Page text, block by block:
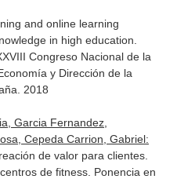
and online learning
in high education.
Congreso Nacional de la
y Dirección de la
2018
Garcia Fernandez,
Cepeda Carrion, Gabriel:
de valor para clientes.
de fitness. Ponencia en